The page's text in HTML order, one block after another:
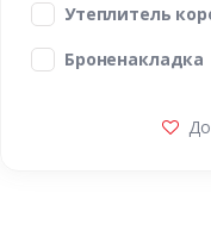
Утеплитель
Броненакладка